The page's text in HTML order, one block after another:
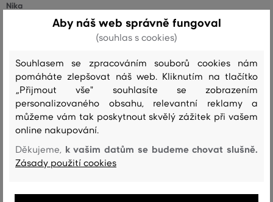
Nika
Jak sedí: Velikost odpovídá velikosti, kterou
Aida
Barva
Velikost:
S
Jak sedí: Velikost odpovídá velikosti, kterou
běžně nosím
Aby náš web správně fungoval
(souhlas s cookies)
Souhlasem se zpracováním souborů cookies nám
pomáháte zlepšovat náš web. Kliknutím na tlačítko
„Přijmout vše" souhlasíte se zobrazením
personalizovaného obsahu, relevantní reklamy a
můžeme vám tak poskytnout skvělý zážitek při vašem
online nakupování.
Děkujeme, k vašim datům se budeme chovat slušně.
Zásady použití cookies